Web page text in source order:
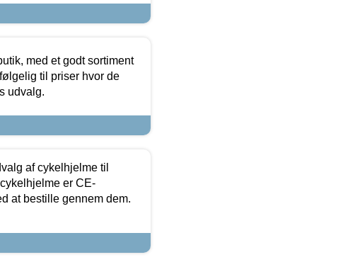
med et godt sortiment
til priser hvor de
udvalg.
af cykelhjelme til
er CE-
at bestille gennem dem.